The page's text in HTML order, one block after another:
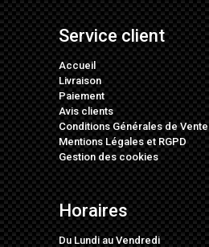
Service client
Accueil
Livraison
Paiement
Avis clients
Conditions Générales de Vente
Mentions LégalesetRGPD
Gestion des cookies
Horaires
Du Lundi au Vendredi